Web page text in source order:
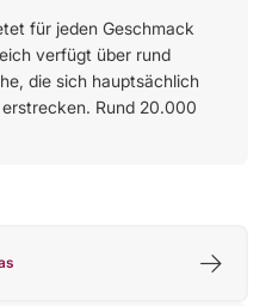
für jeden Geschmack
verfügt über rund
die sich hauptsächlich
Rund 20.000